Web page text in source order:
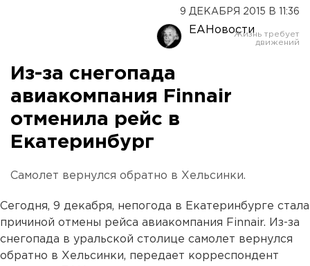
9 ДЕКАБРЯ 2015 В 11:36
ЕАНовости
Из-за снегопада
авиакомпания Finnair
отменила рейс в
Екатеринбург
Самолет вернулся обратно в Хельсинки.
Сегодня, 9 декабря, непогода в Екатеринбурге стала
причиной отмены рейса авиакомпания Finnair. Из-за
снегопада в уральской столице самолет вернулся
обратно в Хельсинки, передает корреспондент